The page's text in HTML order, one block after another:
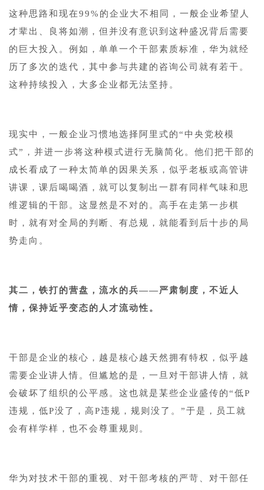
这种思路和现在99%的企业大不相同，一般企业希望人
才辈出、良将如潮，但并没有意识到这种盛况背后需要
的巨大投入。例如，单单一个干部素质标准，华为就经
历了多次的迭代，其中参与共建的咨询公司就有若干。
这种持续投入，大多企业都无法坚持。
现实中，一般企业习惯地选择阿里式的“中央党校模
式”，并进一步将这种模式进行无脑简化。他们把干部的
成长看成了一种太简单的因果关系，似乎老板或高管讲
讲课，课后喝喝酒，就可以复制出一群有同样气味和思
维逻辑的干部。这显然是不对的。高手在走第一步棋
时，就有对全局的判断、有总规，就能看到后十步的局
势走向。
其二，铁打的营盘，流水的兵——严肃制度，不近人
情，保持近乎变态的人才流动性。
干部是企业的核心，越是核心越天然拥有特权，似乎越
需要企业讲人情。但尴尬的是，一旦对干部讲人情，就
会破坏了组织的公平感。这也就是某些企业盛传的“低P
违规，低P没了，高P违规，规则没了。”于是，员工就
会有样学样，也不会尊重规则。
华为对技术干部的重视、对干部考核的严苛、对干部任